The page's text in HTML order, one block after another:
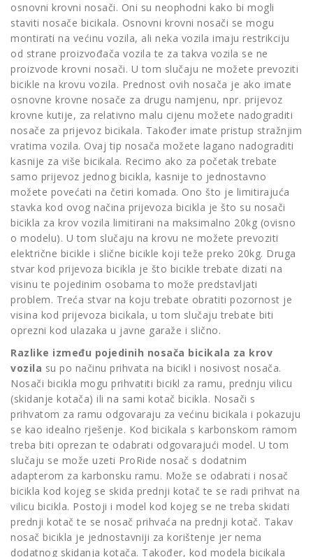
osnovni krovni nosači. Oni su neophodni kako bi mogli
staviti nosače bicikala. Osnovni krovni nosači se mogu
montirati na većinu vozila, ali neka vozila imaju restrikciju
od strane proizvođača vozila te za takva vozila se ne
proizvode krovni nosači. U tom slučaju ne možete prevoziti
bicikle na krovu vozila. Prednost ovih nosača je ako imate
osnovne krovne nosače za drugu namjenu, npr. prijevoz
krovne kutije, za relativno malu cijenu možete nadograditi
nosače za prijevoz bicikala. Također imate pristup stražnjim
vratima vozila. Ovaj tip nosača možete lagano nadograditi
kasnije za više bicikala. Recimo ako za početak trebate
samo prijevoz jednog bicikla, kasnije to jednostavno
možete povećati na četiri komada. Ono što je limitirajuća
stavka kod ovog načina prijevoza bicikla je što su nosači
bicikla za krov vozila limitirani na maksimalno 20kg (ovisno
o modelu). U tom slučaju na krovu ne možete prevoziti
električne bicikle i slične bicikle koji teže preko 20kg. Druga
stvar kod prijevoza bicikla je što bicikle trebate dizati na
visinu te pojedinim osobama to može predstavljati
problem. Treća stvar na koju trebate obratiti pozornost je
visina kod prijevoza bicikala, u tom slučaju trebate biti
oprezni kod ulazaka u javne garaže i slično.
Razlike između pojedinih nosača bicikala za krov
vozila su po načinu prihvata na bicikl i nosivost nosača.
Nosači bicikla mogu prihvatiti bicikl za ramu, prednju vilicu
(skidanje kotača) ili na sami kotač bicikla. Nosači s
prihvatom za ramu odgovaraju za većinu bicikala i pokazuju
se kao idealno rješenje. Kod bicikala s karbonskom ramom
treba biti oprezan te odabrati odgovarajući model. U tom
slučaju se može uzeti ProRide nosač s dodatnim
adapterom za karbonsku ramu. Može se odabrati i nosač
bicikla kod kojeg se skida prednji kotač te se radi prihvat na
vilicu bicikla. Postoji i model kod kojeg se ne treba skidati
prednji kotač te se nosač prihvaća na prednji kotač. Takav
nosač bicikla je jednostavniji za korištenje jer nema
dodatnog skidanja kotača. Također, kod modela bicikala